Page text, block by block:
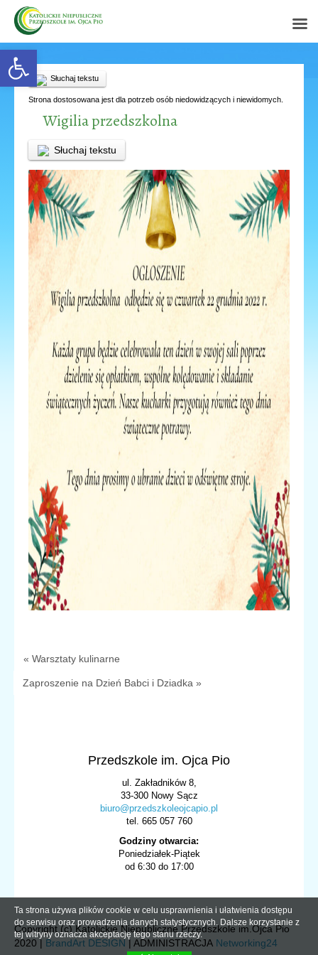
Open toolbar
Słuchaj tekstu
Strona dostosowana jest dla potrzeb osób niedowidzących i niewidomych.
Wigilia przedszkolna
Słuchaj tekstu
« Warsztaty kulinarne
Zaproszenie na Dzień Babci i Dziadka »
Przedszkole im. Ojca Pio
ul. Zakładników 8,
33-300 Nowy Sącz
biuro@przedszkoleojcapio.pl
tel. 665 057 760
Godziny otwarcia:
Poniedziałek-Piątek
od 6:30 do 17:00
Copyright (c) Katolickie Niepubliczne Przedszkole im.Ojca Pio
2020 | BrandArt DESIGN| ADMINISTRACJA Networking24
Ta strona używa plików cookie w celu usprawnienia i ułatwienia dostępu
do serwisu oraz prowadzenia danych statystycznych. Dalsze korzystanie z
tej witryny oznacza akceptację tego stanu rzeczy.